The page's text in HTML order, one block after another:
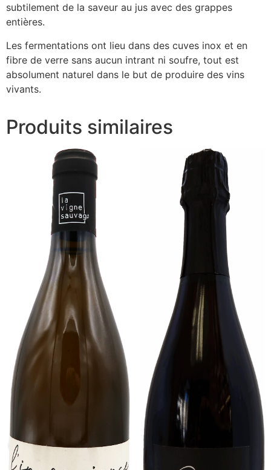
subtilement de la saveur au jus avec des grappes
entières.
Les fermentations ont lieu dans des cuves inox et en
fibre de verre sans aucun intrant ni soufre, tout est
absolument naturel dans le but de produire des vins
vivants.
Produits similaires